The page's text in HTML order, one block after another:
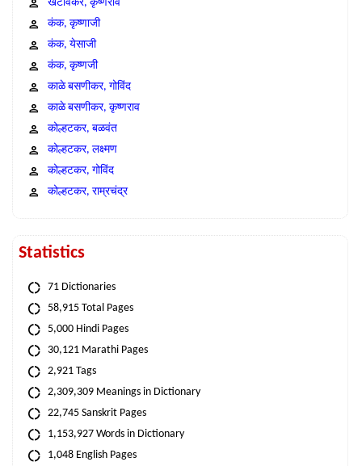
खटावकर, कृष्णराव
कंक, कृष्णाजी
कंक, येसाजी
कंक, कृष्णजी
काळे बसणीकर, गोविंद
काळे बसणीकर, कृष्णराव
कोल्हटकर, बळवंत
कोल्हटकर, लक्ष्मण
कोल्हटकर, गोविंद
कोल्हटकर, राम्रचंद्र
Statistics
71 Dictionaries
58,915 Total Pages
5,000 Hindi Pages
30,121 Marathi Pages
2,921 Tags
2,309,309 Meanings in Dictionary
22,745 Sanskrit Pages
1,153,927 Words in Dictionary
1,048 English Pages